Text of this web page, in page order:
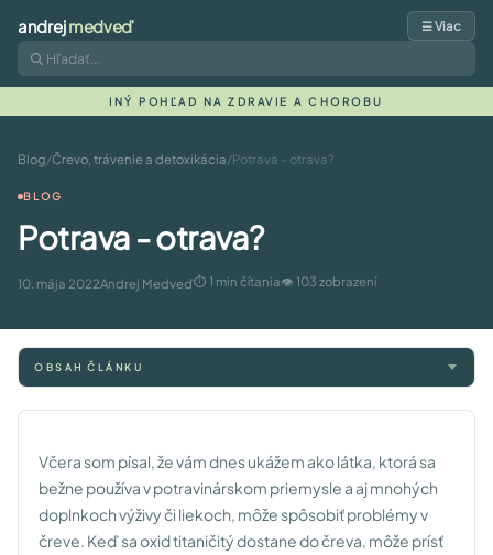
andrejmedveď ☰ Viac
INÝ POHĽAD NA ZDRAVIE A CHOROBU
Blog/Črevo, trávenie a detoxikácia/Potrava - otrava?
BLOG
Potrava - otrava?
10. mája 2022Andrej Medveď⏱ 1 min čítania👁 103 zobrazení
OBSAH ČLÁNKU
Včera som písal, že vám dnes ukážem ako látka, ktorá sa
bežne používa v potravinárskom priemysle a aj mnohých
doplnkoch výživy či liekoch, môže spôsobiť problémy v
čreve. Keď sa oxid titaničitý dostane do čreva, môže prísť